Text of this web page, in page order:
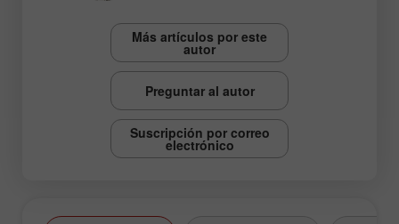
Más artículos por este
autor
Preguntar al autor
Suscripción por correo
electrónico